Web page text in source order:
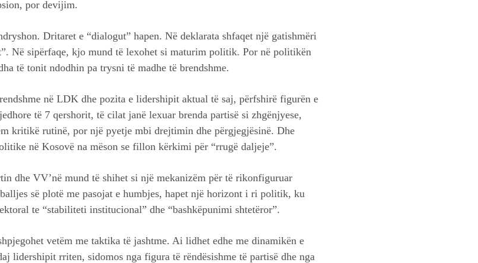
por devijim.
Dritaret e “dialogut” hapen. Në deklarata shfaqet një gatishmëri
Në sipërfaqe, kjo mund të lexohet si maturim politik. Por në politikën
të tonit ndodhin pa trysni të madhe të brendshme.
në LDK dhe pozita e lidershipit aktual të saj, përfshirë figurën e
të 7 qershorit, të cilat janë lexuar brenda partisë si zhgënjyese,
kritikë rutinë, por një pyetje mbi drejtimin dhe përgjegjësinë. Dhe
në Kosovë na mëson se fillon kërkimi për “rrugë daljeje”.
dhe VV’në mund të shihet si një mekanizëm për të rikonfiguruar
së plotë me pasojat e humbjes, hapet një horizont i ri politik, ku
te “stabiliteti institucional” dhe “bashkëpunimi shtetëror”.
vetëm me taktika të jashtme. Ai lidhet edhe me dinamikën e
lidershipit rriten, sidomos nga figura të rëndësishme të partisë dhe nga